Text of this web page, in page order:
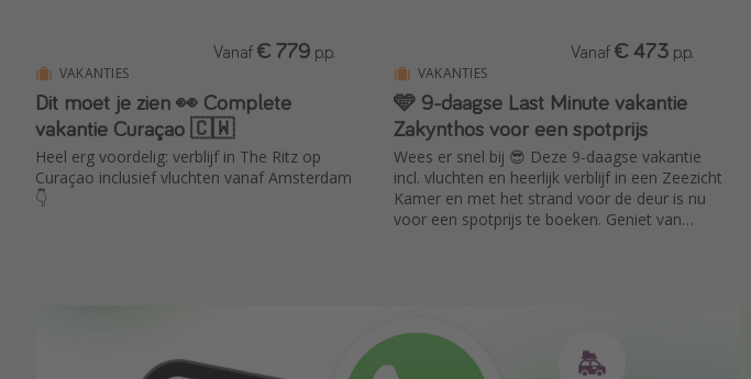
VAKANTIES
Dit moet je zien 👀 Complete
vakantie Curaçao 🇨🇼
Heel erg voordelig: verblijf in The Ritz op
Curaçao inclusief vluchten vanaf Amsterdam
👇
Vanaf € 779 p.p.
VAKANTIES
🩵 9-daagse Last Minute vakantie
Zakynthos voor een spotprijs
Wees er snel bij 😎 Deze 9-daagse vakantie
incl. vluchten en heerlijk verblijf in een Zeezicht
Kamer en met het strand voor de deur is nu
voor een spotprijs te boeken. Geniet van
Vanaf € 473 p.p.